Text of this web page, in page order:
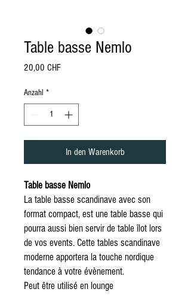
Table basse Nemlo
20,00 CHFPreis
Anzahl *
In den Warenkorb
Table basse Nemlo
La table basse scandinave avec son
format compact, est une table basse qui
pourra aussi bien servir de table îlot lors
de vos events. Cette tables scandinave
moderne apportera la touche nordique
tendance à votre évènement.
Peut être utilisé en lounge